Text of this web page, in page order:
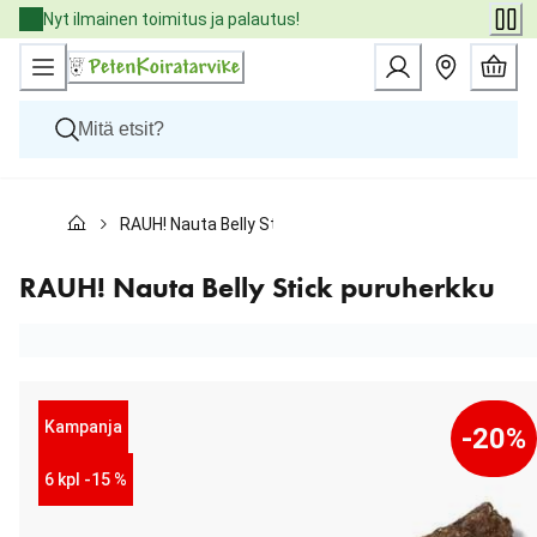
Skip
to
Content
Nyt ilmainen toimitus ja palautus!
Kissat
Eläinlääkäriruoat
Tuotemerkit
RAUH! Nauta Belly Stick puruherkku
RAUH! Nauta Belly Stick puruherkku
Kampanja
6 kpl -15 %
-20%